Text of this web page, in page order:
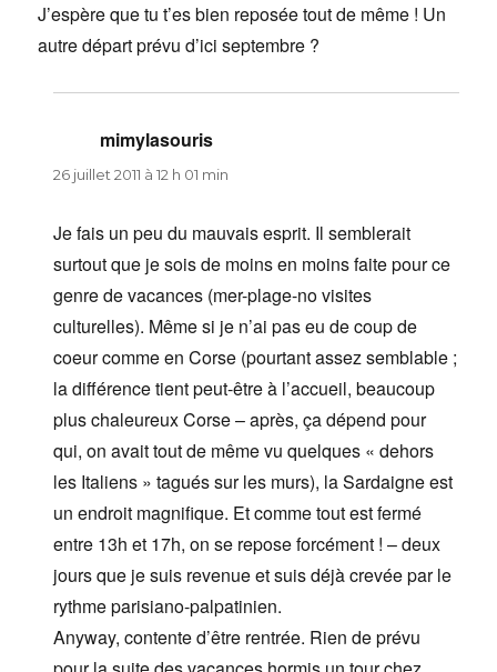
J’espère que tu t’es bien reposée tout de même ! Un
autre départ prévu d’ici septembre ?
mimylasouris
26 juillet 2011 à 12 h 01 min
Je fais un peu du mauvais esprit. Il semblerait
surtout que je sois de moins en moins faite pour ce
genre de vacances (mer-plage-no visites
culturelles). Même si je n’ai pas eu de coup de
coeur comme en Corse (pourtant assez semblable ;
la différence tient peut-être à l’accueil, beaucoup
plus chaleureux Corse – après, ça dépend pour
qui, on avait tout de même vu quelques « dehors
les Italiens » tagués sur les murs), la Sardaigne est
un endroit magnifique. Et comme tout est fermé
entre 13h et 17h, on se repose forcément ! – deux
jours que je suis revenue et suis déjà crevée par le
rythme parisiano-palpatinien.
Anyway, contente d’être rentrée. Rien de prévu